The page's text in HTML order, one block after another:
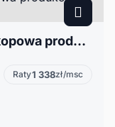
JCB 530-70 ładowarka teleskopowa produkcja 2009 rok
Raty1 338zł/msc